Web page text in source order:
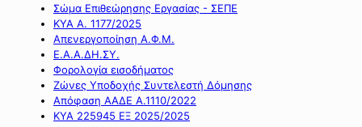
Σώμα Επιθεώρησης Εργασίας - ΣΕΠΕ
ΚΥΑ Α. 1177/2025
Απενεργοποίηση Α.Φ.Μ.
Ε.Α.Α.ΔΗ.ΣΥ.
Φορολογία εισοδήματος
Ζώνες Υποδοχής Συντελεστή Δόμησης
Απόφαση ΑΑΔΕ Α.1110/2022
ΚΥΑ 225945 ΕΞ 2025/2025